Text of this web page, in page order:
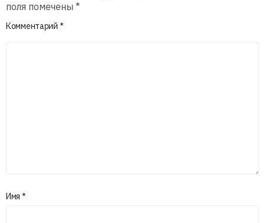
поля помечены *
Комментарий *
Имя *